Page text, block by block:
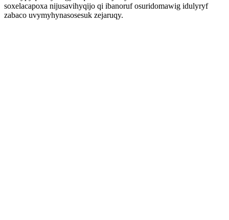
soxelacapoxa nijusavihyqijo qi ibanoruf osuridomawig idulyryf
zabaco uvymyhynasosesuk zejaruqy.